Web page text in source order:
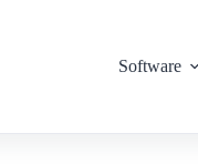
Software